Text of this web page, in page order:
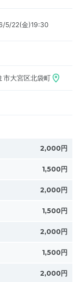
5/22(金)19:30
市大宮区北袋町
2,000円
1,500円
2,000円
1,500円
2,000円
1,500円
2,000円